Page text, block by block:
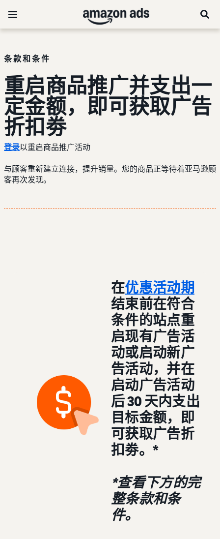
条款和条件
重启商品推广并支出一
定金额，即可获取广告
折扣劵
登录以重启商品推广活动
与顾客重新建立连接，提升销量。您的商品正等待着亚马逊顾
客再次发现。
在优惠活动期
结束前在符合
条件的站点重
启现有广告活
动或启动新广
告活动，并在
启动广告活动
后 30 天内支出
目标金额，即
可获取广告折
扣劵。*
*查看下方的完
整条款和条
件。